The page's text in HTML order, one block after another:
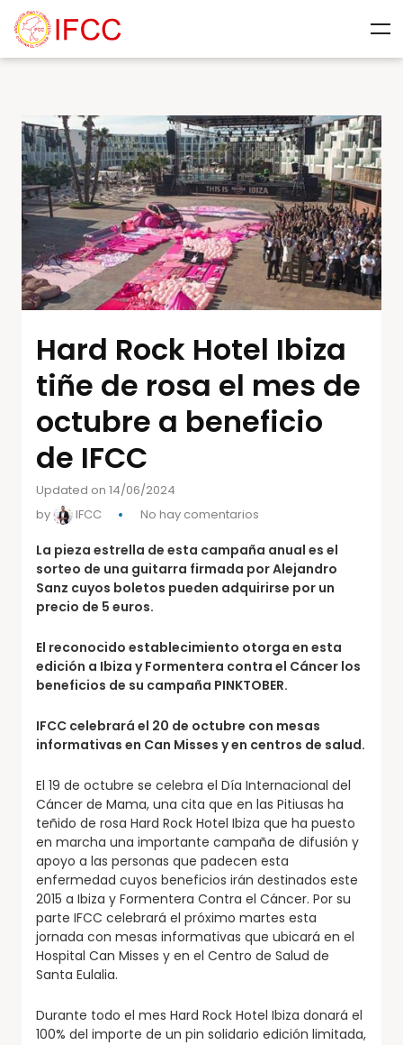
Hard Rock Hotel Ibiza
tiñe de rosa el mes de
octubre a beneficio
de IFCC
Updated on 14/06/2024
by
IFCC No hay comentarios
La pieza estrella de esta campaña anual es el
sorteo de una guitarra firmada por Alejandro
Sanz cuyos boletos pueden adquirirse por un
precio de 5 euros.
El reconocido establecimiento otorga en esta
edición a Ibiza y Formentera contra el Cáncer los
beneficios de su campaña PINKTOBER.
IFCC celebrará el 20 de octubre con mesas
informativas en Can Misses y en centros de salud.
El 19 de octubre se celebra el Día Internacional del
Cáncer de Mama, una cita que en las Pitiusas ha
teñido de rosa Hard Rock Hotel Ibiza que ha puesto
en marcha una importante campaña de difusión y
apoyo a las personas que padecen esta
enfermedad cuyos beneficios irán destinados este
2015 a Ibiza y Formentera Contra el Cáncer. Por su
parte IFCC celebrará el próximo martes esta
jornada con mesas informativas que ubicará en el
Hospital Can Misses y en el Centro de Salud de
Santa Eulalia.
Durante todo el mes Hard Rock Hotel Ibiza donará el
100% del importe de un pin solidario edición limitada,